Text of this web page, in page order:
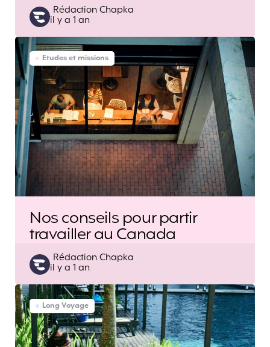
Posted
by
Rédaction Chapka
il y a 1 an
Etudes et missions
Nos conseils pour partir
travailler au Canada
Posted
by
Rédaction Chapka
il y a 1 an
Long Voyage